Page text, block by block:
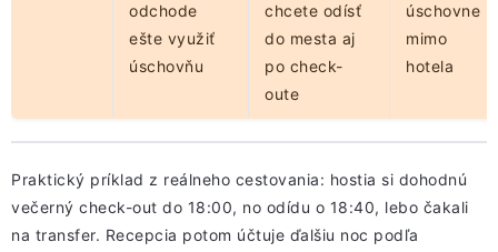
odchode
ešte využiť
úschovňu
chcete odísť
do mesta aj
po check-
oute
úschovne
mimo
hotela
Praktický príklad z reálneho cestovania: hostia si dohodnú
večerný check-out do 18:00, no odídu o 18:40, lebo čakali
na transfer. Recepcia potom účtuje ďalšiu noc podľa